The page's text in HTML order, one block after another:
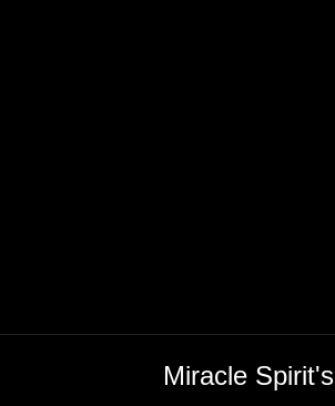
Miracle Spirit's